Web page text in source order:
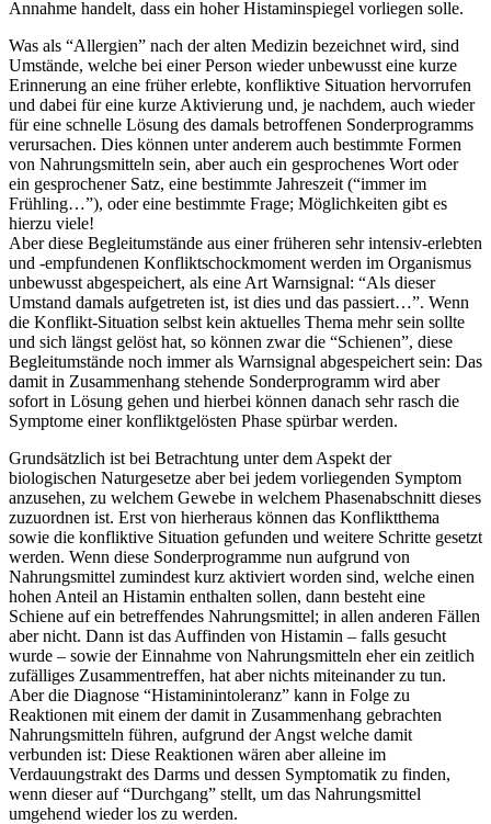
Annahme handelt, dass ein hoher Histaminspiegel vorliegen solle.
Was als “Allergien” nach der alten Medizin bezeichnet wird, sind
Umstände, welche bei einer Person wieder unbewusst eine kurze
Erinnerung an eine früher erlebte, konfliktive Situation hervorrufen
und dabei für eine kurze Aktivierung und, je nachdem, auch wieder
für eine schnelle Lösung des damals betroffenen Sonderprogramms
verursachen. Dies können unter anderem auch bestimmte Formen
von Nahrungsmitteln sein, aber auch ein gesprochenes Wort oder
ein gesprochener Satz, eine bestimmte Jahreszeit (“immer im
Frühling…”), oder eine bestimmte Frage; Möglichkeiten gibt es
hierzu viele!
Aber diese Begleitumstände aus einer früheren sehr intensiv-erlebten
und -empfundenen Konfliktschockmoment werden im Organismus
unbewusst abgespeichert, als eine Art Warnsignal: “Als dieser
Umstand damals aufgetreten ist, ist dies und das passiert…”. Wenn
die Konflikt-Situation selbst kein aktuelles Thema mehr sein sollte
und sich längst gelöst hat, so können zwar die “Schienen”, diese
Begleitumstände noch immer als Warnsignal abgespeichert sein: Das
damit in Zusammenhang stehende Sonderprogramm wird aber
sofort in Lösung gehen und hierbei können danach sehr rasch die
Symptome einer konfliktgelösten Phase spürbar werden.
Grundsätzlich ist bei Betrachtung unter dem Aspekt der
biologischen Naturgesetze aber bei jedem vorliegenden Symptom
anzusehen, zu welchem Gewebe in welchem Phasenabschnitt dieses
zuzuordnen ist. Erst von hierheraus können das Konfliktthema
sowie die konfliktive Situation gefunden und weitere Schritte gesetzt
werden. Wenn diese Sonderprogramme nun aufgrund von
Nahrungsmittel zumindest kurz aktiviert worden sind, welche einen
hohen Anteil an Histamin enthalten sollen, dann besteht eine
Schiene auf ein betreffendes Nahrungsmittel; in allen anderen Fällen
aber nicht. Dann ist das Auffinden von Histamin – falls gesucht
wurde – sowie der Einnahme von Nahrungsmitteln eher ein zeitlich
zufälliges Zusammentreffen, hat aber nichts miteinander zu tun.
Aber die Diagnose “Histaminintoleranz” kann in Folge zu
Reaktionen mit einem der damit in Zusammenhang gebrachten
Nahrungsmitteln führen, aufgrund der Angst welche damit
verbunden ist: Diese Reaktionen wären aber alleine im
Verdauungstrakt des Darms und dessen Symptomatik zu finden,
wenn dieser auf “Durchgang” stellt, um das Nahrungsmittel
umgehend wieder los zu werden.